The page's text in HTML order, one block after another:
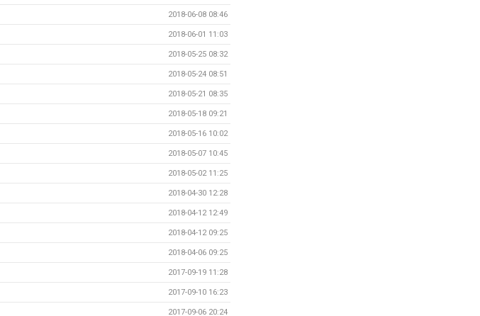
2018-06-08 08:46
2018-06-01 11:03
2018-05-25 08:32
2018-05-24 08:51
2018-05-21 08:35
2018-05-18 09:21
2018-05-16 10:02
2018-05-07 10:45
2018-05-02 11:25
2018-04-30 12:28
2018-04-12 12:49
2018-04-12 09:25
2018-04-06 09:25
2017-09-19 11:28
2017-09-10 16:23
2017-09-06 20:24